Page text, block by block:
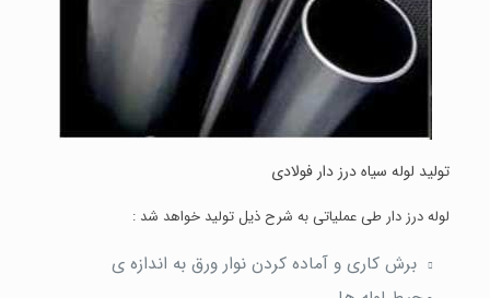
تولید لوله سیاه درز دار فولادی
لوله درز دار طی عملیاتی به شرح ذیل تولید خواهد شد :
برش کاری و آماده کردن نوار ورق به اندازه ی